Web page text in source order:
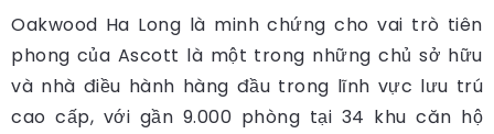
Oakwood Ha Long là minh chứng cho vai trò tiên
phong của Ascott là một trong những chủ sở hữu
và nhà điều hành hàng đầu trong lĩnh vực lưu trú
cao cấp, với gần 9.000 phòng tại 34 khu căn hộ